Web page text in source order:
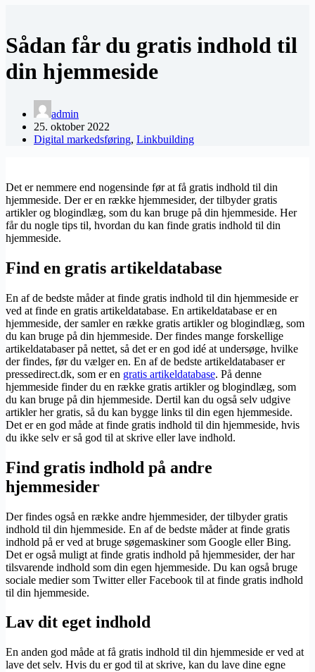
Sådan får du gratis indhold til
din hjemmeside
admin
25. oktober 2022
Digital markedsføring, Linkbuilding
Det er nemmere end nogensinde før at få gratis indhold til din
hjemmeside. Der er en række hjemmesider, der tilbyder gratis
artikler og blogindlæg, som du kan bruge på din hjemmeside. Her
får du nogle tips til, hvordan du kan finde gratis indhold til din
hjemmeside.
Find en gratis artikeldatabase
En af de bedste måder at finde gratis indhold til din hjemmeside er
ved at finde en gratis artikeldatabase. En artikeldatabase er en
hjemmeside, der samler en række gratis artikler og blogindlæg, som
du kan bruge på din hjemmeside. Der findes mange forskellige
artikeldatabaser på nettet, så det er en god idé at undersøge, hvilke
der findes, før du vælger en. En af de bedste artikeldatabaser er
pressedirect.dk, som er en gratis artikeldatabase. På denne
hjemmeside finder du en række gratis artikler og blogindlæg, som
du kan bruge på din hjemmeside. Dertil kan du også selv udgive
artikler her gratis, så du kan bygge links til din egen hjemmeside.
Det er en god måde at finde gratis indhold til din hjemmeside, hvis
du ikke selv er så god til at skrive eller lave indhold.
Find gratis indhold på andre
hjemmesider
Der findes også en række andre hjemmesider, der tilbyder gratis
indhold til din hjemmeside. En af de bedste måder at finde gratis
indhold på er ved at bruge søgemaskiner som Google eller Bing.
Det er også muligt at finde gratis indhold på hjemmesider, der har
tilsvarende indhold som din egen hjemmeside. Du kan også bruge
sociale medier som Twitter eller Facebook til at finde gratis indhold
til din hjemmeside.
Lav dit eget indhold
En anden god måde at få gratis indhold til din hjemmeside er ved at
lave det selv. Hvis du er god til at skrive, kan du lave dine egne